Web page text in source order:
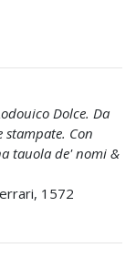
Dolce. Da
Con
tauola de' nomi &
1572